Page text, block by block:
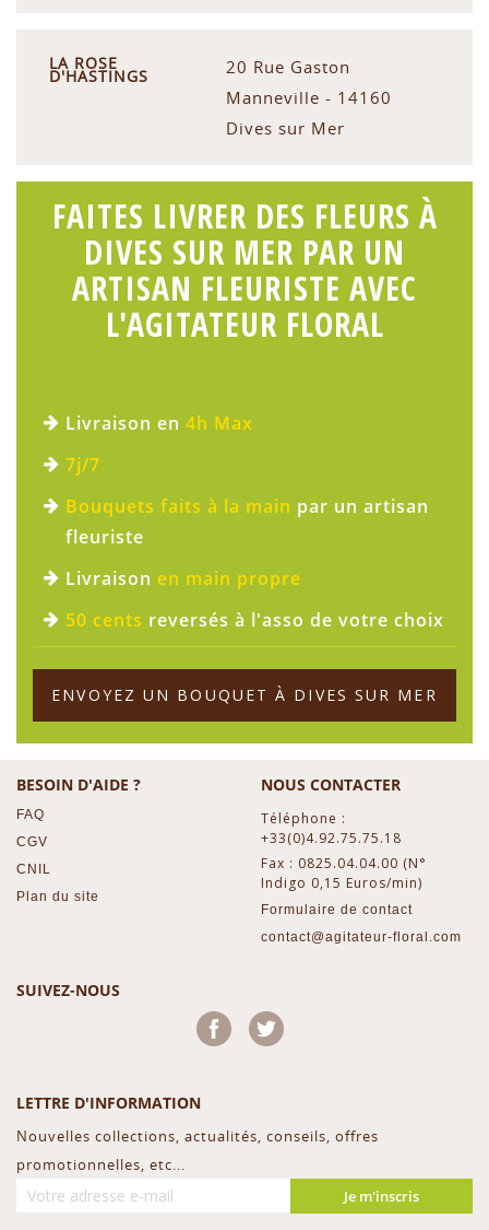
LA ROSE
D'HASTINGS
20 Rue Gaston
Manneville - 14160
Dives sur Mer
FAITES LIVRER DES FLEURS À
DIVES SUR MER PAR UN
ARTISAN FLEURISTE AVEC
L'AGITATEUR FLORAL
Livraison en 4h Max
7j/7
Bouquets faits à la main par un artisan
fleuriste
Livraison en main propre
50 cents reversés à l'asso de votre choix
ENVOYEZ UN BOUQUET À DIVES SUR MER
BESOIN D'AIDE ?
FAQ
CGV
CNIL
Plan du site
NOUS CONTACTER
Téléphone :
+33(0)4.92.75.75.18
Fax : 0825.04.04.00 (N°
Indigo 0,15 Euros/min)
Formulaire de contact
contact@agitateur-floral.com
SUIVEZ-NOUS
Facebook
LETTRE D'INFORMATION
Nouvelles collections, actualités, conseils, offres
promotionnelles, etc...
Je m'inscris